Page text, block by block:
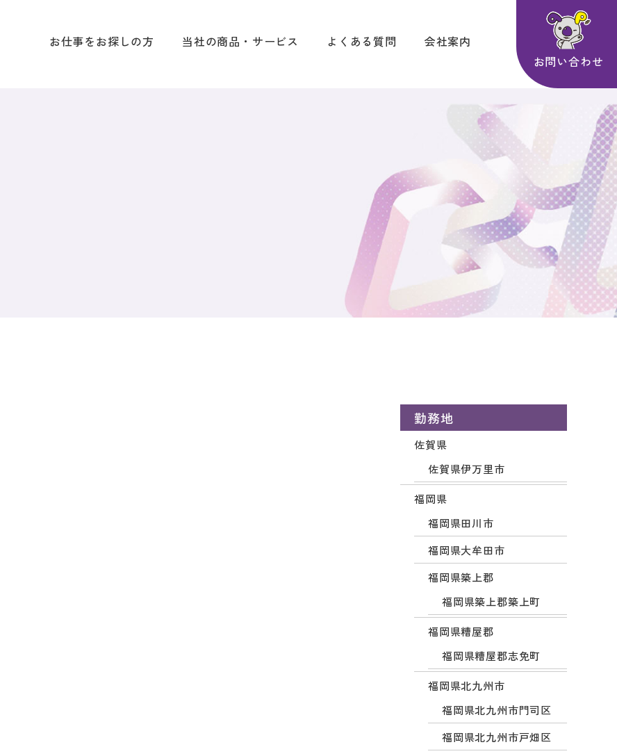
お仕事をお探しの方 当社の商品・サービス よくある質問
会社案内
お問い合わせ
勤務地
佐賀県
佐賀県伊万里市
福岡県
福岡県田川市
福岡県大牟田市
福岡県築上郡
福岡県築上郡築上町
福岡県糟屋郡
福岡県糟屋郡志免町
福岡県北九州市
福岡県北九州市門司区
福岡県北九州市戸畑区